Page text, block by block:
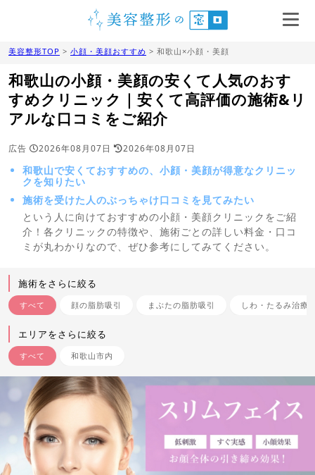
美容整形TOP > 小顔・美顔おすすめ > 和歌山×小顔・美顔
和歌山の小顔・美顔の安くて人気のおす
すめクリニック｜安くて高評価の施術&リ
アルな口コミをご紹介
広告 2026年08月07日 2026年08月07日
和歌山で安くておすすめの、小顔・美顔が得意なクリニッ
クを知りたい
施術を受けた人のぶっちゃけ口コミを見てみたい
という人に向けておすすめの小顔・美顔クリニックをご紹
介！各クリニックの特徴や、施術ごとの詳しい料金・口コ
ミが丸わかりなので、ぜひ参考にしてみてください。
施術をさらに絞る
すべて 顔の脂肪吸引 まぶたの脂肪吸引 しわ・たるみ治療
エリアをさらに絞る
すべて 和歌山市内